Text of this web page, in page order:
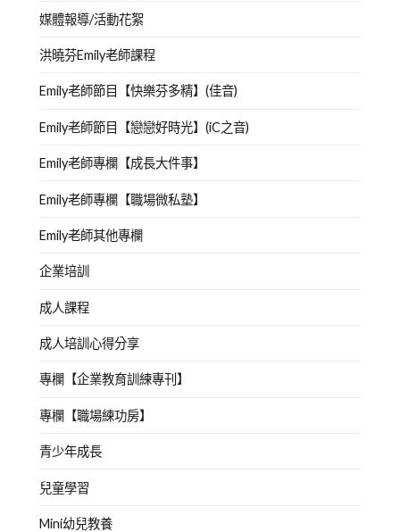
媒體報導/活動花絮
洪曉芬Emily老師課程
Emily老師節目【快樂芬多精】(佳音)
Emily老師節目【戀戀好時光】(iC之音)
Emily老師專欄【成長大件事】
Emily老師專欄【職場微私塾】
Emily老師其他專欄
企業培訓
成人課程
成人培訓心得分享
專欄【企業教育訓練專刊】
專欄【職場練功房】
青少年成長
兒童學習
Mini幼兒教養